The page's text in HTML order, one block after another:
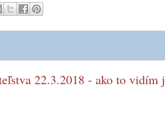
22.3.2018 - ako to